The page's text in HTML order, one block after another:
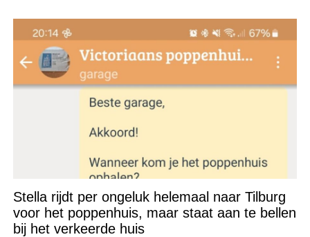
Stella rijdt per ongeluk helemaal naar Tilburg
voor het poppenhuis, maar staat aan te bellen
bij het verkeerde huis